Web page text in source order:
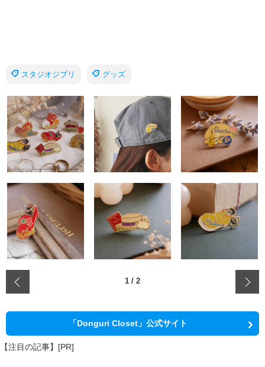
スタジオジブリ グッズ
1 / 2
「Donguri Closet」公式サイト
【注目の記事】[PR]